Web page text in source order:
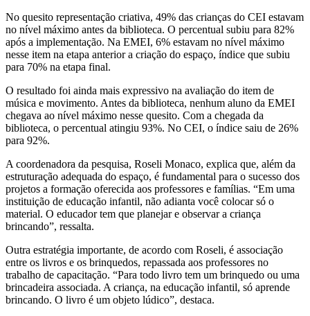
No quesito representação criativa, 49% das crianças do CEI estavam
no nível máximo antes da biblioteca. O percentual subiu para 82%
após a implementação. Na EMEI, 6% estavam no nível máximo
nesse item na etapa anterior a criação do espaço, índice que subiu
para 70% na etapa final.
O resultado foi ainda mais expressivo na avaliação do item de
música e movimento. Antes da biblioteca, nenhum aluno da EMEI
chegava ao nível máximo nesse quesito. Com a chegada da
biblioteca, o percentual atingiu 93%. No CEI, o índice saiu de 26%
para 92%.
A coordenadora da pesquisa, Roseli Monaco, explica que, além da
estruturação adequada do espaço, é fundamental para o sucesso dos
projetos a formação oferecida aos professores e famílias. “Em uma
instituição de educação infantil, não adianta você colocar só o
material. O educador tem que planejar e observar a criança
brincando”, ressalta.
Outra estratégia importante, de acordo com Roseli, é associação
entre os livros e os brinquedos, repassada aos professores no
trabalho de capacitação. “Para todo livro tem um brinquedo ou uma
brincadeira associada. A criança, na educação infantil, só aprende
brincando. O livro é um objeto lúdico”, destaca.